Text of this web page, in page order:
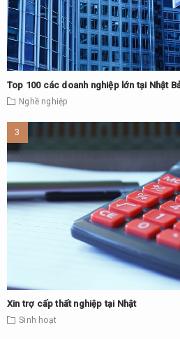
Top 100 các doanh nghiệp lớn tại Nhật
Nghề nghiệp
Xin trợ cấp thất nghiệp tại Nhật
Sinh hoạt